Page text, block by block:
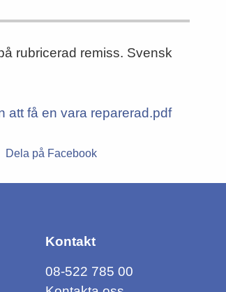
rubricerad remiss. Svensk
att få en vara reparerad.pdf
Dela på Facebook
Kontakt
08-522 785 00